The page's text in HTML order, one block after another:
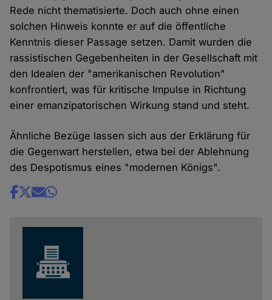
Rede nicht thematisierte. Doch auch ohne einen
solchen Hinweis konnte er auf die öffentliche
Kenntnis dieser Passage setzen. Damit wurden die
rassistischen Gegebenheiten in der Gesellschaft mit
den Idealen der "amerikanischen Revolution"
konfrontiert, was für kritische Impulse in Richtung
einer emanzipatorischen Wirkung stand und steht.
Ähnliche Bezüge lassen sich aus der Erklärung für
die Gegenwart herstellen, etwa bei der Ablehnung
des Despotismus eines "modernen Königs".
Share